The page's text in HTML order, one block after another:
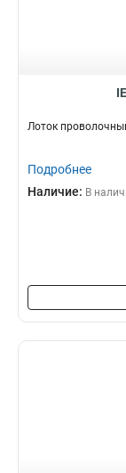
Лоток
Подробнее
Наличие: В